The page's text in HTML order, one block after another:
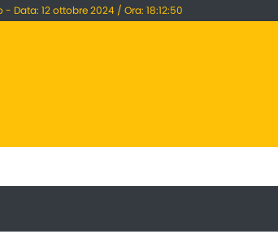
Data: 12 ottobre 2024 / Ora: 18:12:50